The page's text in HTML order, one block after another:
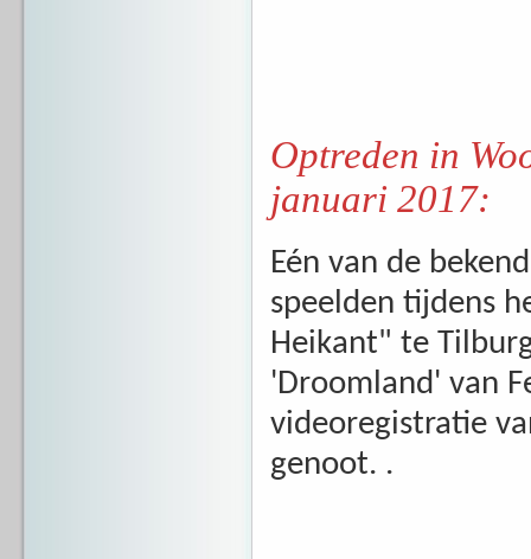
Optreden in
januari 2017:
Eén van de
speelden tijdens
Heikant" te
'Droomland' van
videoregistratie
genoot. .